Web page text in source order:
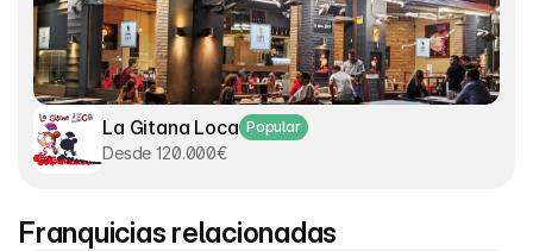
La Gitana Loca Popular
Desde 120.000€
Franquicias relacionadas